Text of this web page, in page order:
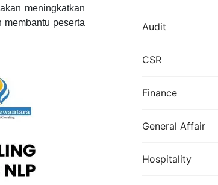
Audit
CSR
Finance
General Affair
Hospitality
meningkatkan
peserta